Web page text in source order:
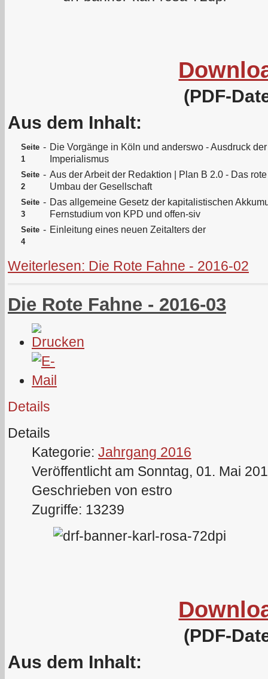
(PDF-
Aus dem Inhalt:
Seite
1
- Die Vorgänge in Köln und anderswo - Ausdruck
Imperialismus
Seite
2
- Aus der Arbeit der Redaktion | Plan B 2.0 - Das
Umbau der Gesellschaft
Seite
3
- Das allgemeine Gesetz der kapitalistischen
Fernstudium von KPD und offen-siv
Seite
4
- Einleitung eines neuen Zeitalters der
Weiterlesen: Die Rote Fahne - 2016-02
Die Rote Fahne - 2016-03
Details
Details
Kategorie: Jahrgang 2016
Veröffentlicht am Sonntag, 01. Mai
Geschrieben von estro
Zugriffe: 13239
(PDF-
Aus dem Inhalt: